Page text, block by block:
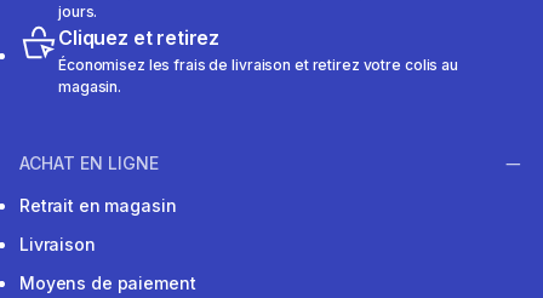
jours.
Cliquez et retirez
Économisez les frais de livraison et retirez votre colis au
magasin.
ACHAT EN LIGNE
Retrait en magasin
Livraison
Moyens de paiement